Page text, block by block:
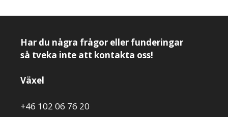
Har du några frågor eller funderingar
så tveka inte att kontakta oss!
Växel
+46 102 06 76 20